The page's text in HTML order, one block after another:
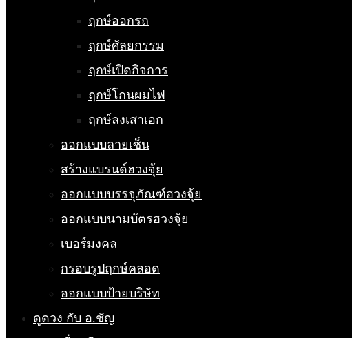
ฤกษ์ออกรถ
ฤกษ์ศัลยกรรม
ฤกษ์เปิดกิจการ
ฤกษ์โกนผมไฟ
ฤกษ์ลงเสาเอก
ออกแบบลายเซ็น
สร้างแบรนด์ฮวงจุ้ย
ออกแบบบรรจุภัณฑ์ฮวงจุ้ย
ออกแบบนามบัตรฮวงจุ้ย
เบอร์มงคล
กรอบรูปฤกษ์คลอด
ออกแบบป้ายบริษัท
ดูดวง กับ อ.ชัญ